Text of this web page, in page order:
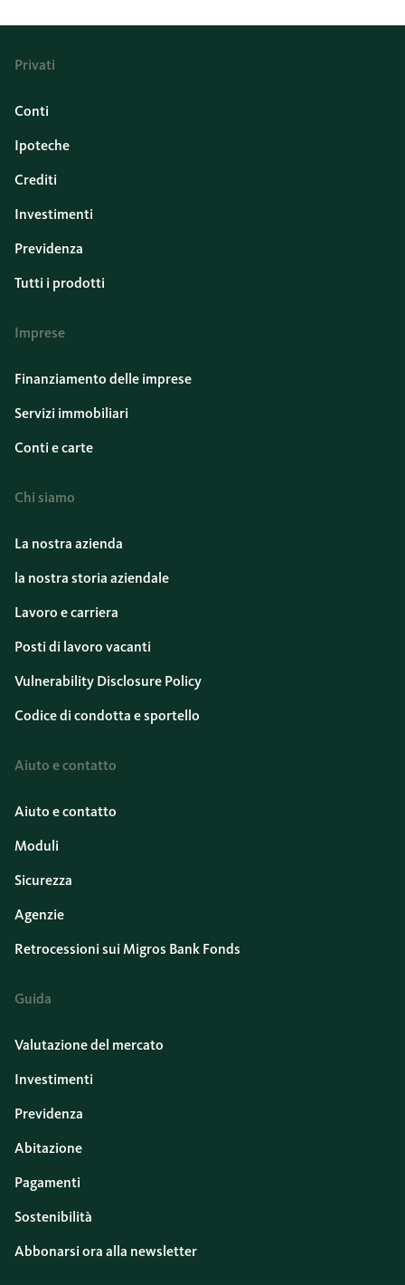
Privati
Conti
Ipoteche
Crediti
Investimenti
Previdenza
Tutti i prodotti
Imprese
Finanziamento delle imprese
Servizi immobiliari
Conti e carte
Chi siamo
La nostra azienda
la nostra storia aziendale
Lavoro e carriera
Posti di lavoro vacanti
Vulnerability Disclosure Policy
Codice di condotta e sportello
Aiuto e contatto
Aiuto e contatto
Moduli
Sicurezza
Agenzie
Retrocessioni sui Migros Bank Fonds
Guida
Valutazione del mercato
Investimenti
Previdenza
Abitazione
Pagamenti
Sostenibilità
Abbonarsi ora alla newsletter